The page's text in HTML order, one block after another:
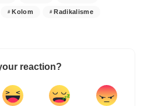
Kolom Radikalisme
reaction?